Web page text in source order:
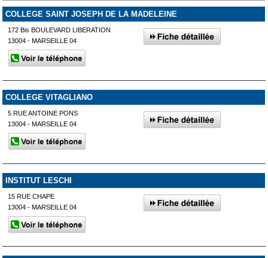
COLLEGE SAINT JOSEPH DE LA MADELEINE
172 Bis BOULEVARD LIBERATION
13004 - MARSEILLE 04
COLLEGE VITAGLIANO
5 RUE ANTOINE PONS
13004 - MARSEILLE 04
INSTITUT LESCHI
15 RUE CHAPE
13004 - MARSEILLE 04